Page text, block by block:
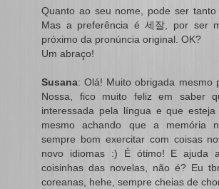
Quanto ao seu nome, pode ser tanto
Mas a preferência é 세잘, por ser
próximo da pronúncia original. OK?
Um abraço!
Susana: Olá! Muito obrigada mesmo
Nossa, fico muito feliz em saber
interessada pela língua e que esteja
mesmo achando que a memória
sempre bom exercitar com coisas
novo idiomas :) É ótimo! E ajuda
coisinhas das novelas, não é? Eu
coreanas, hehe, sempre cheias de